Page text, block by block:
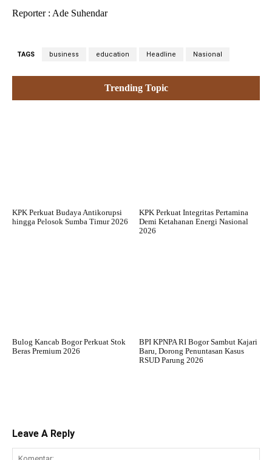
Reporter : Ade Suhendar
TAGS business education Headline Nasional
Trending Topic
KPK Perkuat Budaya Antikorupsi
hingga Pelosok Sumba Timur 2026
KPK Perkuat Integritas Pertamina
Demi Ketahanan Energi Nasional
2026
Bulog Kancab Bogor Perkuat Stok
Beras Premium 2026
BPI KPNPA RI Bogor Sambut Kajari
Baru, Dorong Penuntasan Kasus
RSUD Parung 2026
Leave A Reply